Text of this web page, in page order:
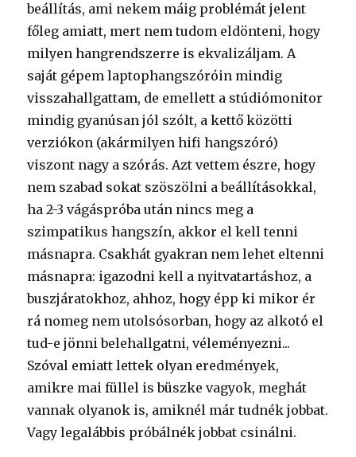
beállítás, ami nekem máig problémát jelent
főleg amiatt, mert nem tudom eldönteni, hogy
milyen hangrendszerre is ekvalizáljam. A
saját gépem laptophangszóróin mindig
visszahallgattam, de emellett a stúdiómonitor
mindig gyanúsan jól szólt, a kettő közötti
verziókon (akármilyen hifi hangszóró)
viszont nagy a szórás. Azt vettem észre, hogy
nem szabad sokat szöszölni a beállításokkal,
ha 2-3 vágáspróba után nincs meg a
szimpatikus hangszín, akkor el kell tenni
másnapra. Csakhát gyakran nem lehet eltenni
másnapra: igazodni kell a nyitvatartáshoz, a
buszjáratokhoz, ahhoz, hogy épp ki mikor ér
rá nomeg nem utolsósorban, hogy az alkotó el
tud-e jönni belehallgatni, véleményezni...
Szóval emiatt lettek olyan eredmények,
amikre mai füllel is büszke vagyok, meghát
vannak olyanok is, amiknél már tudnék jobbat.
Vagy legalábbis próbálnék jobbat csinálni.